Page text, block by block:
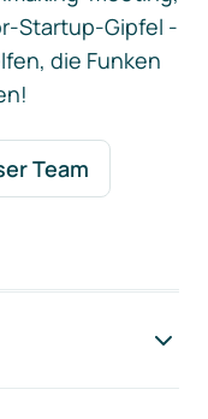
Startup-Gipfel -
die Funken
Team